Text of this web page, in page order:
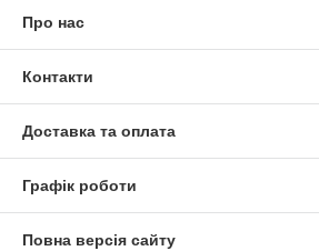
Про нас
Контакти
Доставка та оплата
Графік роботи
Повна версія сайту